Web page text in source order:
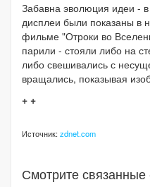
Забавна эволюция идеи -
дисплеи были показаны в
фильме "Отроки во
парили - стояли либо на
либо свешивались с
вращались, показывая
+ +
Источник:zdnet.com
Смотрите связанные